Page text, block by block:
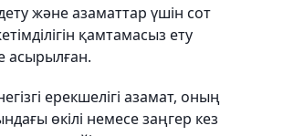
және азаматтар үшін сот
қамтамасыз ету
асырылған.
ерекшелігі азамат, оның
өкілі немесе заңгер кез